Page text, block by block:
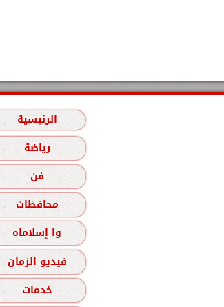
الرئيسية
رياضة
فن
محافظات
وا إسلاماه
فيديو الزمان
خدمات